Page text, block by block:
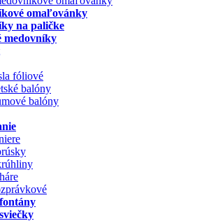
omaľovánky
na paličke
medovníky
fóliové
balóny
balóny